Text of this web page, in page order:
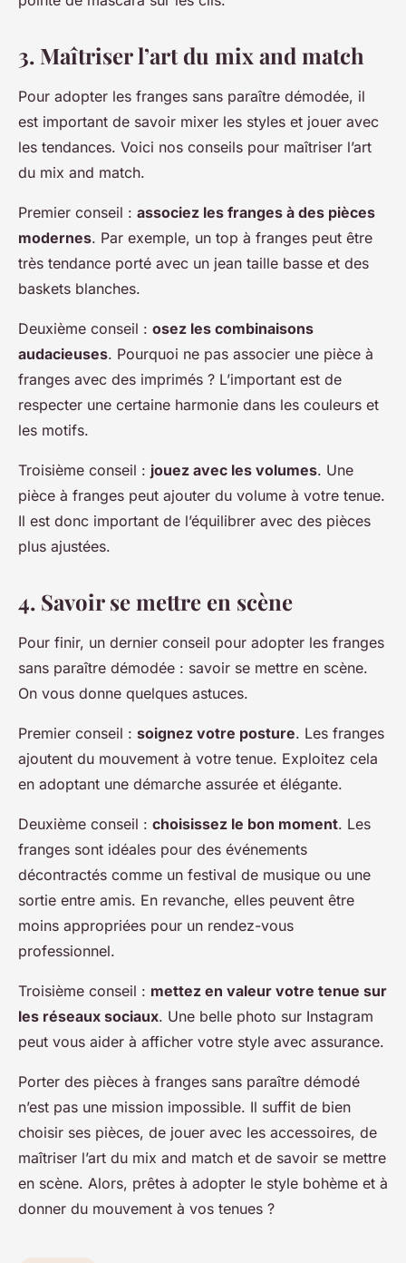
3. Maîtriser l’art du mix and match
Pour adopter les franges sans paraître démodée, il
est important de savoir mixer les styles et jouer avec
les tendances. Voici nos conseils pour maîtriser l’art
du mix and match.
Premier conseil : associez les franges à des pièces
modernes. Par exemple, un top à franges peut être
très tendance porté avec un jean taille basse et des
baskets blanches.
Deuxième conseil : osez les combinaisons
audacieuses. Pourquoi ne pas associer une pièce à
franges avec des imprimés ? L’important est de
respecter une certaine harmonie dans les couleurs et
les motifs.
Troisième conseil : jouez avec les volumes. Une
pièce à franges peut ajouter du volume à votre tenue.
Il est donc important de l’équilibrer avec des pièces
plus ajustées.
4. Savoir se mettre en scène
Pour finir, un dernier conseil pour adopter les franges
sans paraître démodée : savoir se mettre en scène.
On vous donne quelques astuces.
Premier conseil : soignez votre posture. Les franges
ajoutent du mouvement à votre tenue. Exploitez cela
en adoptant une démarche assurée et élégante.
Deuxième conseil : choisissez le bon moment. Les
franges sont idéales pour des événements
décontractés comme un festival de musique ou une
sortie entre amis. En revanche, elles peuvent être
moins appropriées pour un rendez-vous
professionnel.
Troisième conseil : mettez en valeur votre tenue sur
les réseaux sociaux. Une belle photo sur Instagram
peut vous aider à afficher votre style avec assurance.
Porter des pièces à franges sans paraître démodé
n’est pas une mission impossible. Il suffit de bien
choisir ses pièces, de jouer avec les accessoires, de
maîtriser l’art du mix and match et de savoir se mettre
en scène. Alors, prêtes à adopter le style bohème et à
donner du mouvement à vos tenues ?